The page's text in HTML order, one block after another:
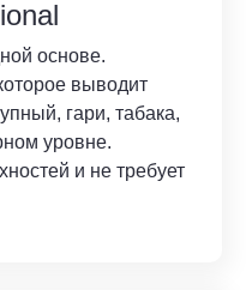
основе.
выводит
гари, табака,
уровне.
и не требует